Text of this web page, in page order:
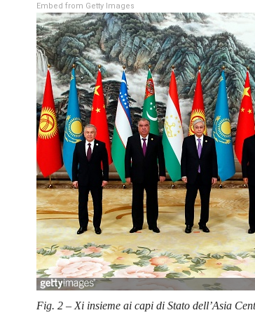
Embed from Getty Images
Fig. 2 – Xi insieme ai capi di Stato dell’Asia